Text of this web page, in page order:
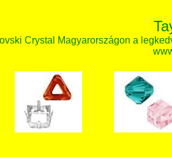
Crystal Magyarországon a